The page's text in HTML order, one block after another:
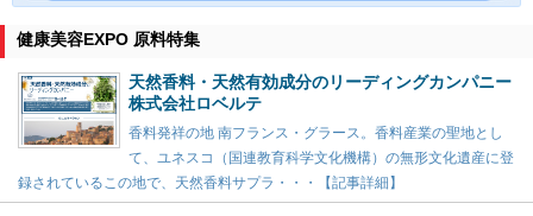
健康美容EXPO 原料特集
天然香料・天然有効成分のリーディングカンパニー
株式会社ロベルテ
香料発祥の地 南フランス・グラース。香料産業の聖地とし
て、ユネスコ（国連教育科学文化機構）の無形文化遺産に登
録されているこの地で、天然香料サプラ・・・【記事詳細】